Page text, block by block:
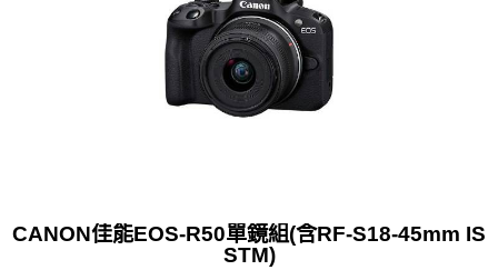
CANON佳能EOS-R50單鏡組(含RF-S18-45mm IS
STM)